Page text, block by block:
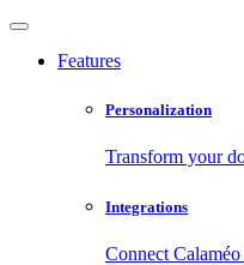
Features
Personalization
Transform your
Integrations
Connect